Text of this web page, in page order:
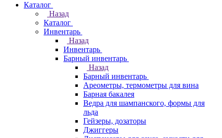
Каталог
Назад
Каталог
Инвентарь
Назад
Инвентарь
Барный инвентарь
Назад
Барный инвентарь
Ареометры, термометры для вина
Барная бакалея
Ведра для шампанского, формы для
льда
Гейзеры, дозаторы
Джиггеры